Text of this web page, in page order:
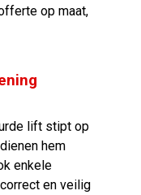
op maat,
lift stipt op
hem
enkele
en veilig